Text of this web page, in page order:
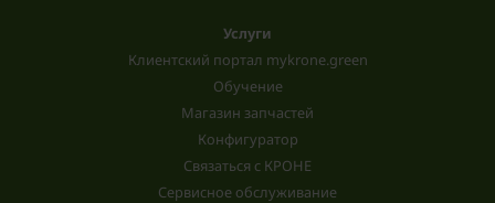
Услуги
Клиентский портал mykrone.green
Обучение
Магазин запчастей
Конфигуратор
Связаться с КРОНЕ
Сервисное обслуживание